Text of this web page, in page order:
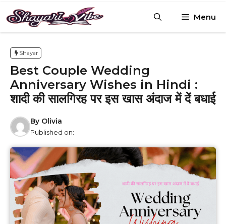
Skip
to
content
Menu
Shayar
Best Couple Wedding
Anniversary Wishes in Hindi :
शादी की सालगिरह पर इस खास अंदाज में दें बधाई
By Olivia
Published on: